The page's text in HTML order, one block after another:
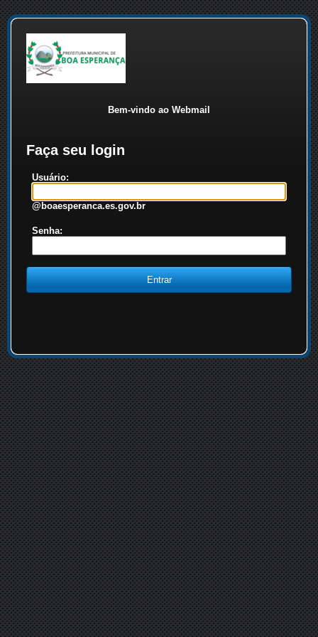
Bem-vindo ao Webmail
Faça seu login
Usuário:
@boaesperanca.es.gov.br
Senha: